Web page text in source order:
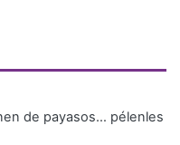
de payasos… pélenles